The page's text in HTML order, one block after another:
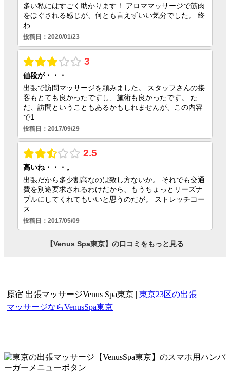
原宿 出張マッサージVenus Spa東京 | 東京23区の出張
マッサージならVenusSpa東京